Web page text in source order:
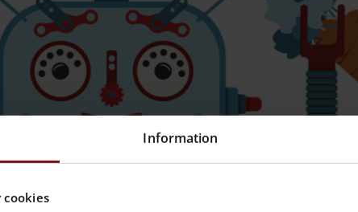
Information